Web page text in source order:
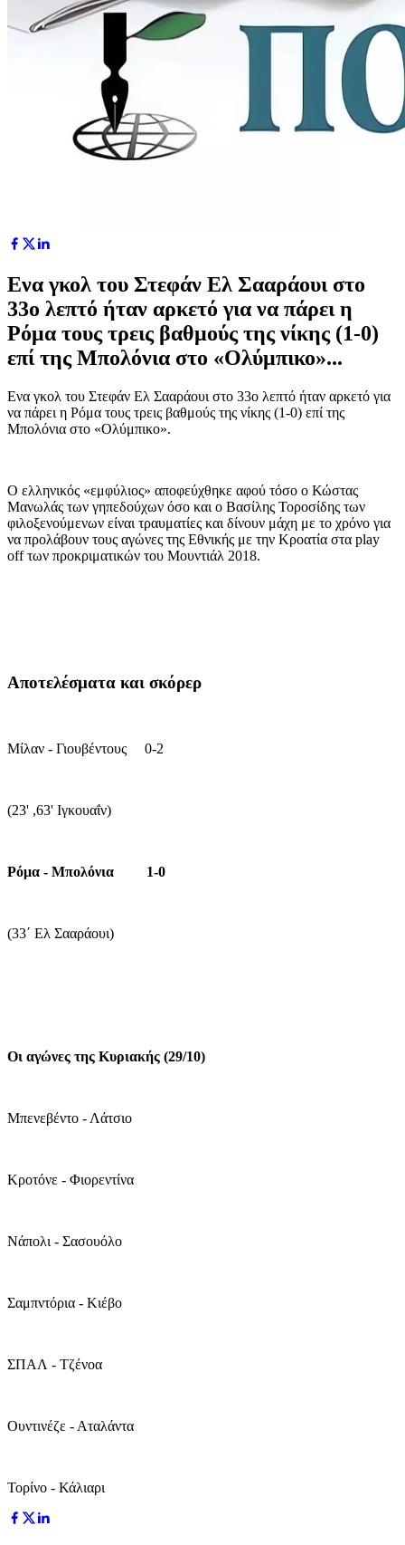
Ενα γκολ του Στεφάν Ελ Σααράουι στο
33ο λεπτό ήταν αρκετό για να πάρει η
Ρόμα τους τρεις βαθμούς της νίκης (1-0)
επί της Μπολόνια στο «Ολύμπικο»...
Ενα γκολ του Στεφάν Ελ Σααράουι στο 33ο λεπτό ήταν αρκετό για
να πάρει η Ρόμα τους τρεις βαθμούς της νίκης (1-0) επί της
Μπολόνια στο «Ολύμπικο».
Ο ελληνικός «εμφύλιος» αποφεύχθηκε αφού τόσο ο Κώστας
Μανωλάς των γηπεδούχων όσο και ο Βασίλης Τοροσίδης των
φιλοξενούμενων είναι τραυματίες και δίνουν μάχη με το χρόνο για
να προλάβουν τους αγώνες της Εθνικής με την Κροατία στα play
off των προκριματικών του Μουντιάλ 2018.
Αποτελέσματα και σκόρερ
Μίλαν - Γιουβέντους 0-2
(23' ,63' Ιγκουαΐν)
Ρόμα - Μπολόνια 1-0
(33΄ Ελ Σααράουι)
Οι αγώνες της Κυριακής (29/10)
Μπενεβέντο - Λάτσιο
Κροτόνε - Φιορεντίνα
Νάπολι - Σασουόλο
Σαμπντόρια - Κιέβο
ΣΠΑΛ - Τζένοα
Ουντινέζε - Αταλάντα
Τορίνο - Κάλιαρι